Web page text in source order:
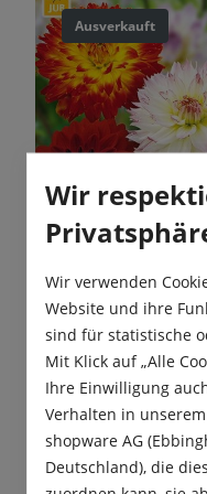
hervorragend zur
Bepflanzung von
Kübeln und als
Schnittpflanze.
Ausverkauft
Schmuck-Dahlien
Sortiment
Diese besondere
Dahlien Sortiment
zaubert eine wahre
Farbenpracht in jeden
Garten. Ein tolles und
dekoratives
Inhalt:3 Stück
10,80 €* pro
Wir
Wir verwenden
Website und ihre
sind für statistische
Mit Klick auf „Alle
Ihre Einwilligung
Verhalten in
shopware AG
Deutschland), die